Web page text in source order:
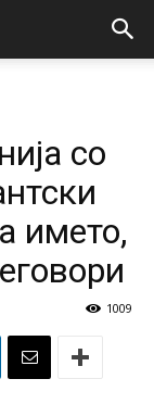
со
името,
1009